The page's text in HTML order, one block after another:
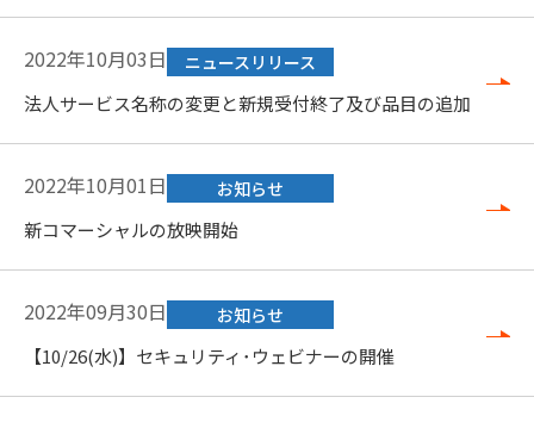
2022年10月03日 ニュースリリース
法人サービス名称の変更と新規受付終了及び品目の追加
2022年10月01日 お知らせ
新コマーシャルの放映開始
2022年09月30日 お知らせ
【10/26(水)】セキュリティ･ウェビナーの開催